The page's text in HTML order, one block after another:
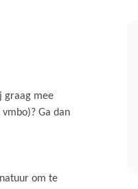
graag mee
Ga dan
om te